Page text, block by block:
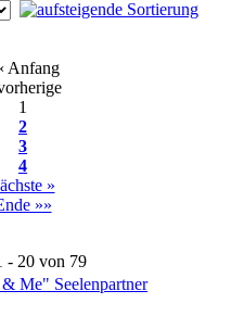
Anfang
1
2
3
4
»
»»
- 20 von 79
Me" Seelenpartner